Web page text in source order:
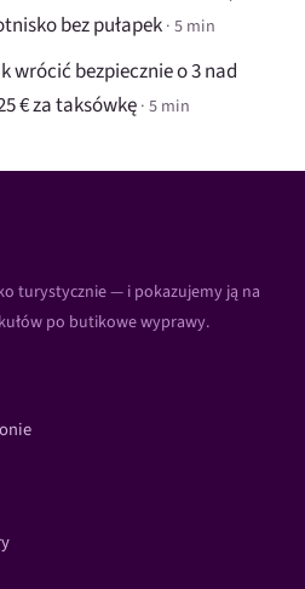
bez pułapek · 5 min
wrócić bezpiecznie o 3 nad
€ za taksówkę · 5 min
turystycznie — i pokazujemy ją na
po butikowe wyprawy.